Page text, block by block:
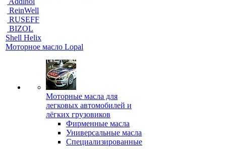
ReinWell
RUSEFF
BIZOL
Shell Helix
Моторное масло Lopal
Моторные масла для
легковых автомобилей и
лёгких грузовиков
Фирменные масла
Универсальные масла
Специализированные